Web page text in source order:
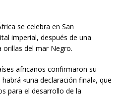
se celebra en San
imperial, después de una
orillas del mar Negro.
africanos confirmaron su
«una declaración final», que
para el desarrollo de la